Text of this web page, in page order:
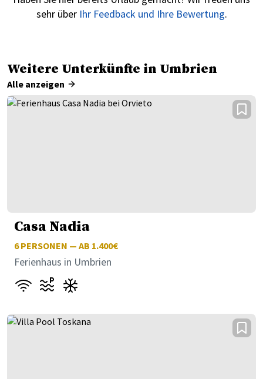
sehr über Ihr Feedback und Ihre Bewertung.
Weitere Unterkünfte in Umbrien
Alle anzeigen
Casa Nadia
6PERSONEN — AB 1.400€
Ferienhaus in Umbrien